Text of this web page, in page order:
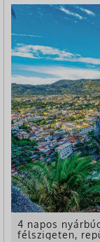
4 napos
félszigeten,